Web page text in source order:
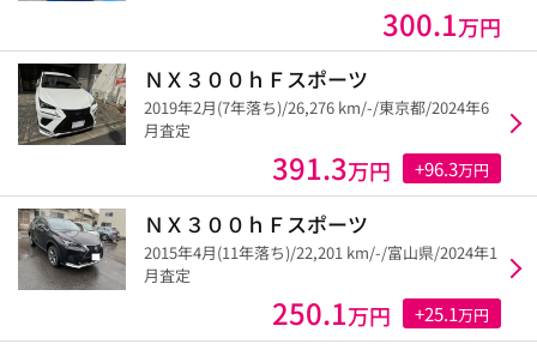
300.1万円
ＮＸ３００ｈＦスポーツ
2019年2月(7年落ち)/26,276 km/-/東京都/2024年6
月査定
391.3万円 +96.3万円
ＮＸ３００ｈＦスポーツ
2015年4月(11年落ち)/22,201 km/-/富山県/2024年1
月査定
250.1万円 +25.1万円